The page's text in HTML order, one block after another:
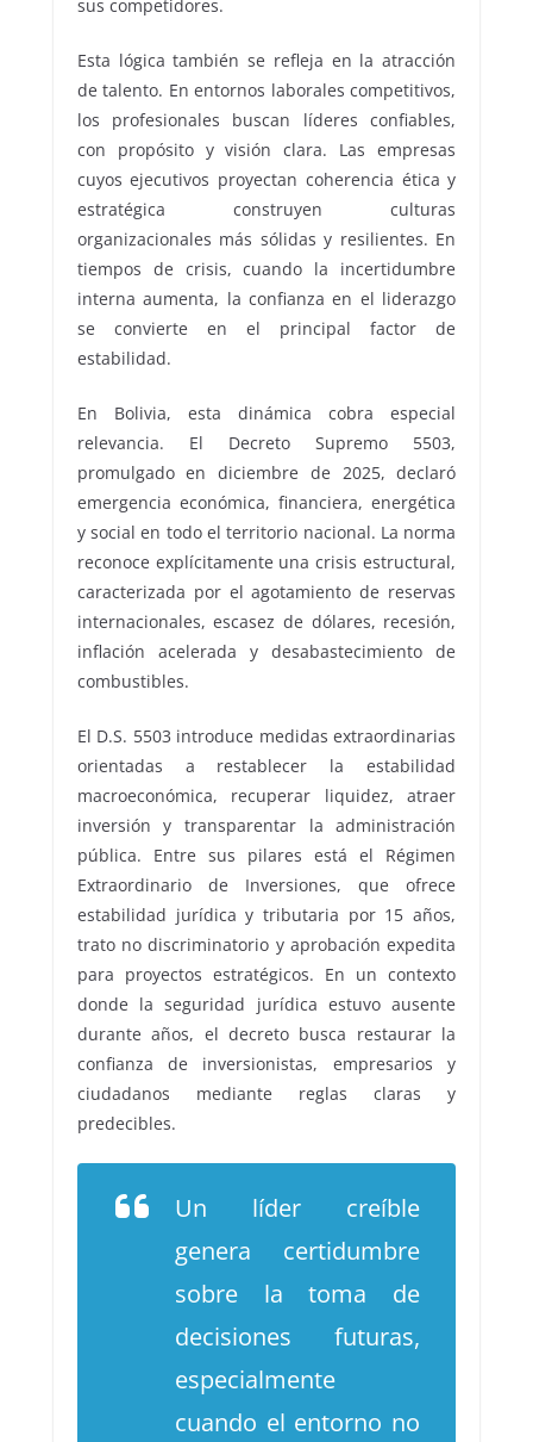
sus competidores.
Esta lógica también se refleja en la atracción
de talento. En entornos laborales competitivos,
los profesionales buscan líderes confiables,
con propósito y visión clara. Las empresas
cuyos ejecutivos proyectan coherencia ética y
estratégica construyen culturas
organizacionales más sólidas y resilientes. En
tiempos de crisis, cuando la incertidumbre
interna aumenta, la confianza en el liderazgo
se convierte en el principal factor de
estabilidad.
En Bolivia, esta dinámica cobra especial
relevancia. El Decreto Supremo 5503,
promulgado en diciembre de 2025, declaró
emergencia económica, financiera, energética
y social en todo el territorio nacional. La norma
reconoce explícitamente una crisis estructural,
caracterizada por el agotamiento de reservas
internacionales, escasez de dólares, recesión,
inflación acelerada y desabastecimiento de
combustibles.
El D.S. 5503 introduce medidas extraordinarias
orientadas a restablecer la estabilidad
macroeconómica, recuperar liquidez, atraer
inversión y transparentar la administración
pública. Entre sus pilares está el Régimen
Extraordinario de Inversiones, que ofrece
estabilidad jurídica y tributaria por 15 años,
trato no discriminatorio y aprobación expedita
para proyectos estratégicos. En un contexto
donde la seguridad jurídica estuvo ausente
durante años, el decreto busca restaurar la
confianza de inversionistas, empresarios y
ciudadanos mediante reglas claras y
predecibles.
Un líder creíble
genera certidumbre
sobre la toma de
decisiones futuras,
especialmente
cuando el entorno no